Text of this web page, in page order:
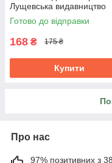
Лущевська видавництво
Талант
Готово до відправки
168 ₴ 175 ₴
Купити
Про нас
97% позитивних з